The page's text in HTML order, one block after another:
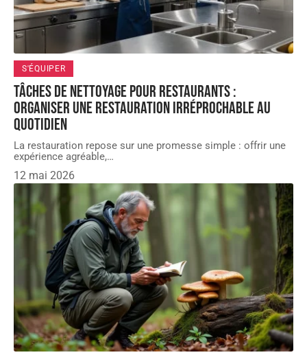
S'ÉQUIPER
Tâches de nettoyage pour restaurants :
organiser une restauration irréprochable au
quotidien
La restauration repose sur une promesse simple : offrir une
expérience agréable,…
12 mai 2026